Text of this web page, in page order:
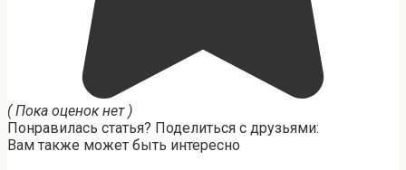
( Пока оценок нет )
Понравилась статья? Поделиться с друзьями:
Вам также может быть интересно